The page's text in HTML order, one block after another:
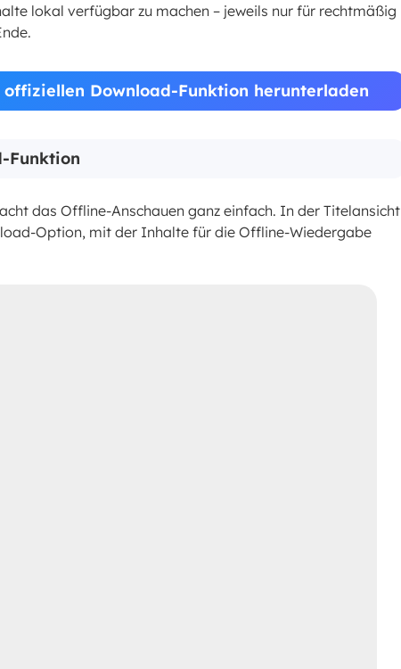
lokal verfügbar zu machen – jeweils nur für rechtmäßig
Download-Funktion herunterladen
Funktion
das Offline-Anschauen ganz einfach. In der Titelansicht
Option, mit der Inhalte für die Offline-Wiedergabe